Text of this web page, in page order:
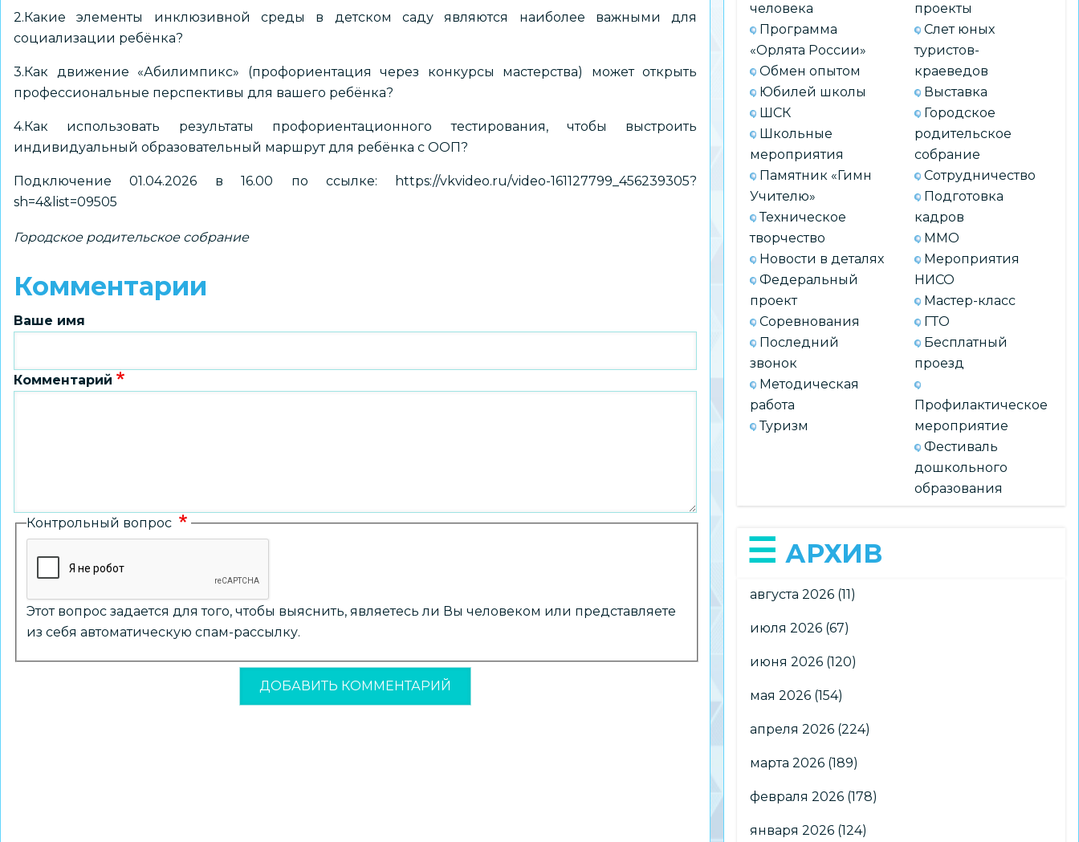
2.Какие элементы инклюзивной среды в детском саду являются наиболее важными для
социализации ребёнка?
3.Как движение «Абилимпикс» (профориентация через конкурсы мастерства) может открыть
профессиональные перспективы для вашего ребёнка?
4.Как использовать результаты профориентационного тестирования, чтобы выстроить
индивидуальный образовательный маршрут для ребёнка с ООП?
Подключение 01.04.2026 в 16.00 по ссылке:
https://vkvideo.ru/video-161127799_456239305?
sh=4&list=09505
Городское родительское собрание
Комментарии
Ваше имя
Комментарий
Контрольный вопрос
Этот вопрос задается для того, чтобы выяснить, являетесь ли Вы человеком или представляете
из себя автоматическую спам-рассылку.
человека
Программа
«Орлята России»
Обмен опытом
Юбилей школы
ШСК
Школьные
мероприятия
Памятник «Гимн
Учителю»
Техническое
творчество
Новости в деталях
Федеральный
проект
Соревнования
Последний
звонок
Методическая
работа
Туризм
проекты
Слет юных
туристов-
краеведов
Выставка
Городское
родительское
собрание
Сотрудничество
Подготовка
кадров
ММО
Мероприятия
НИСО
Мастер-класс
ГТО
Бесплатный
проезд
Профилактическое
мероприятие
Фестиваль
дошкольного
образования
АРХИВ
августа 2026 (11)
июля 2026 (67)
июня 2026 (120)
мая 2026 (154)
апреля 2026 (224)
марта 2026 (189)
февраля 2026 (178)
января 2026 (124)